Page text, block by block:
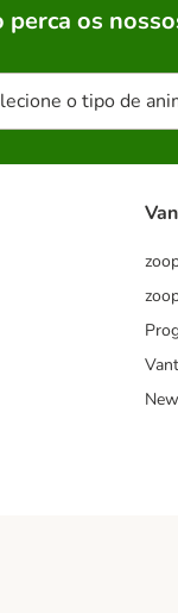
perca os
o tipo de